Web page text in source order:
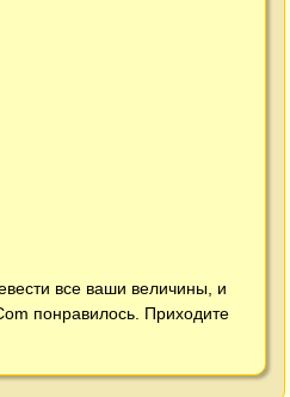
все ваши величины, и
понравилось. Приходите